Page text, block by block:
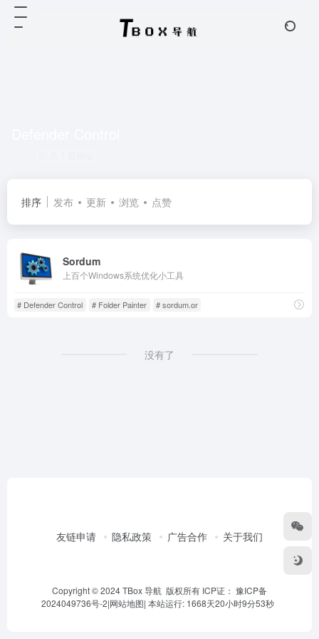
排序 发布 更新 浏览 点赞
Sordum
上百个Windows系统优化小工具
# Defender Control # Folder Painter # sordum.or
没有了
友链申请 隐私政策 广告合作 关于我们
Copyright © 2024 TBox 导航 版权所有 ICP证： 豫ICP备
2024049736号-2|网站地图| 本站运行: 1668天20小时9分53秒